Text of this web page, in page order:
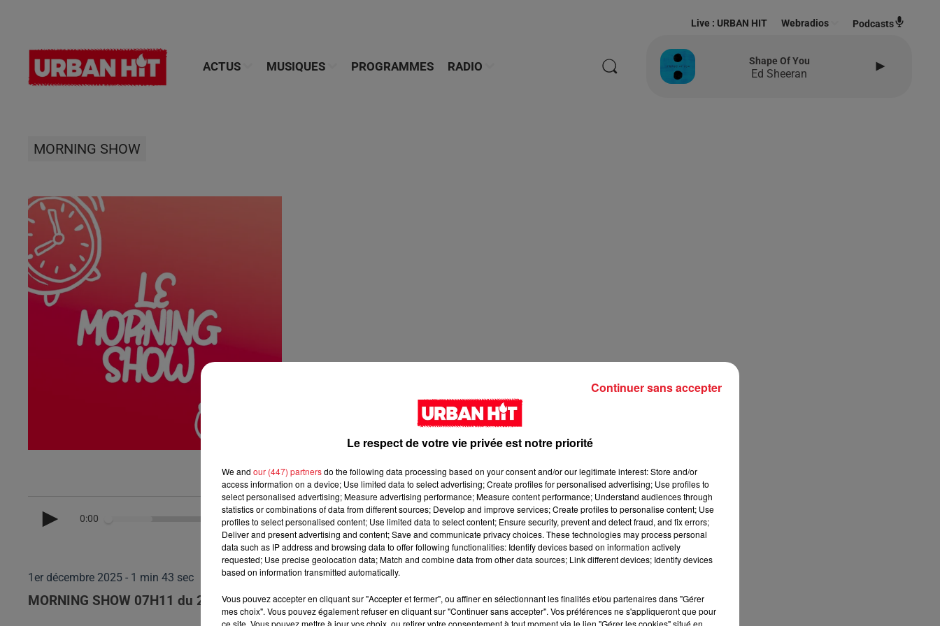
ACTUS MUSIQUES PROGRAMMES RADIO
Live : URBAN HIT Webradios Podcasts
Shape Of You
Ed Sheeran
MORNING SHOW
0:00 1 min 43 sec
1er décembre 2025 - 1 min 43 sec
MORNING SHOW 07H11 du 28.11.2025
Le respect de votre vie privée est notre priorité
We and our (447) partnersdo the following data processing based on your consent and/or our legitimate interest: Store and/or
access information on a device; Use limited data to select advertising; Create profiles for personalised advertising; Use profiles to
select personalised advertising; Measure advertising performance; Measure content performance; Understand audiences through
statistics or combinations of data from different sources; Develop and improve services; Create profiles to personalise content; Use
profiles to select personalised content; Use limited data to select content; Ensure security, prevent and detect fraud, and fix errors;
Deliver and present advertising and content; Save and communicate privacy choices. These technologies may process personal
data such as IP address and browsing data to offer following functionalities: Identify devices based on information actively
requested; Use precise geolocation data; Match and combine data from other data sources; Link different devices; Identify devices
based on information transmitted automatically.
Vous pouvez accepter en cliquant sur "Accepter et fermer", ou affiner en sélectionnant les finalités et/ou partenaires dans "Gérer
mes choix". Vous pouvez également refuser en cliquant sur "Continuer sans accepter". Vos préférences ne s'appliqueront que pour
ce site. Vous pouvez mettre à jour vos choix, ou retirer votre consentement à tout moment via le lien "Gérer les cookies" situé en
Continuer sans accepter